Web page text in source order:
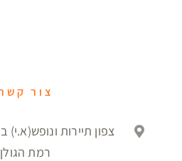
צור
צפון תיירות
רמת הגולן 12942